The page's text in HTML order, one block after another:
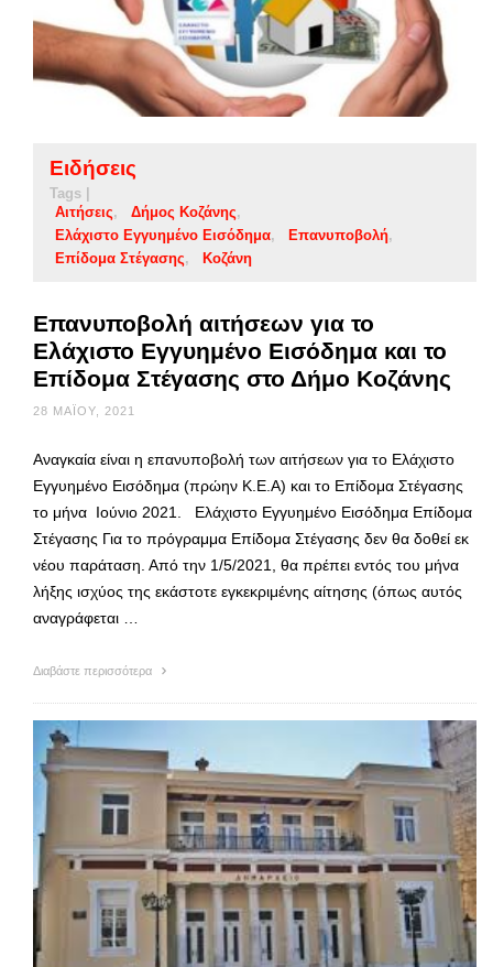
Ειδήσεις
Tags |
Αιτήσεις
Δήμος Κοζάνης
Ελάχιστο Εγγυημένο Εισόδημα
Επανυποβολή
Επίδομα Στέγασης
Κοζάνη
Επανυποβολή αιτήσεων για το
Ελάχιστο Εγγυημένο Εισόδημα και το
Επίδομα Στέγασης στο Δήμο Κοζάνης
28 ΜΑΪ́ΟΥ, 2021
Αναγκαία είναι η επανυποβολή των αιτήσεων για το Ελάχιστο
Εγγυημένο Εισόδημα (πρώην Κ.Ε.Α) και το Επίδομα Στέγασης
το μήνα Ιούνιο 2021. Ελάχιστο Εγγυημένο Εισόδημα Επίδομα
Στέγασης Για το πρόγραμμα Επίδομα Στέγασης δεν θα δοθεί εκ
νέου παράταση. Από την 1/5/2021, θα πρέπει εντός του μήνα
λήξης ισχύος της εκάστοτε εγκεκριμένης αίτησης (όπως αυτός
αναγράφεται …
Διαβάστε περισσότερα